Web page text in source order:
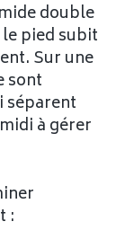
double
pied subit
Sur une
sont
séparent
à gérer
: